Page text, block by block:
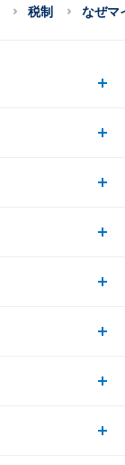
税制 なぜマ